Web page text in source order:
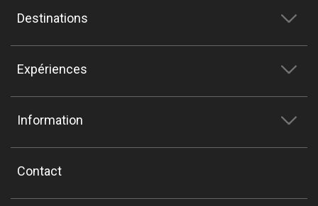
Destinations
Expériences
Information
Contact